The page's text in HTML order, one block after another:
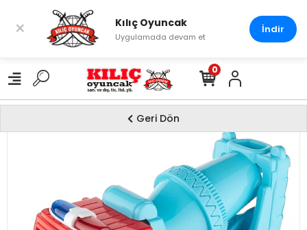
0
Geri Dön
× Kılıç Oyuncak
Uygulamada devam et
İndir